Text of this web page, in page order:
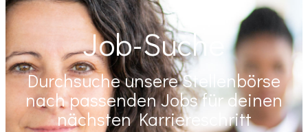
Job-Suche
Durchsuche unsere Stellenbörse
nach passenden Jobs für deinen
nächsten Karriereschritt